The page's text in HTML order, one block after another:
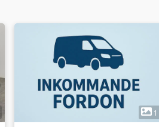
1